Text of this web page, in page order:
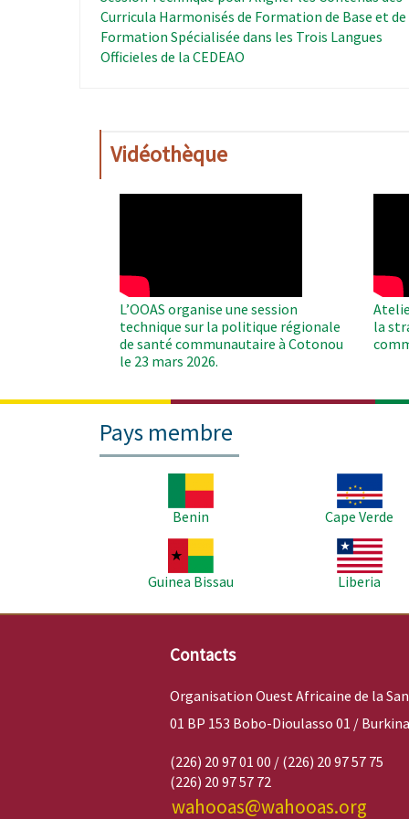
Curricula Harmonisés de Formation de Base et de
Formation Spécialisée dans les Trois Langues
Officieles de la CEDEAO
Vidéothèque
L’OOAS organise une session
technique sur la politique régionale
de santé communautaire à Cotonou
le 23 mars 2026.
la
Pays membre
Benin
Cape Verde
Guinea Bissau
Liberia
Contacts
Organisation Ouest Africaine de la
01 BP 153 Bobo-Dioulasso 01 /
(226) 20 97 01 00 / (226) 20 97 57 75
(226) 20 97 57 72
wahooas@wahooas.org